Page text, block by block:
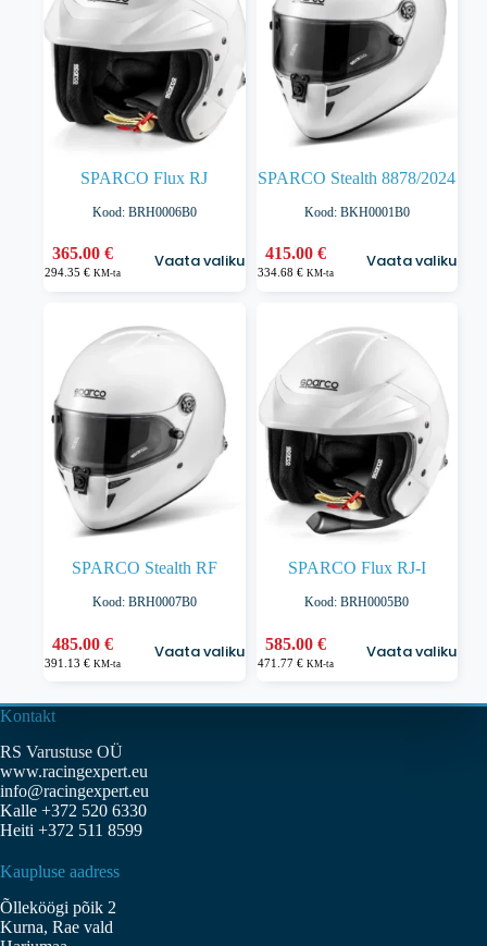
tootelehel.
tootelehel.
SPARCO Flux RJ
Kood: BRH0006B0
365.00€
294.35€ KM-ta
Vaata valikuid
Sellel
tootel
tootelehel.
SPARCO Stealth 8878/2024
Kood: BKH0001B0
415.00 €
334.68 € KM-ta
Vaata valikuid
Sellel
tootel
tootelehel.
SPARCO Stealth RF
Kood: BRH0007B0
485.00€
391.13€ KM-ta
Vaata valikuid
Sellel
tootel
varianti.
saab
teha
tootelehel.
SPARCO Flux RJ-I
Kood: BRH0005B0
585.00 €
471.77 € KM-ta
Vaata valikuid
Sellel
tootel
Kontakt
RS Varustuse OÜ
www.racingexpert.eu
info@racingexpert.eu
Kalle +372 520 6330
Heiti +372 511 8599
Kaupluse aadress
Õlleköögi põik 2
Kurna, Rae vald